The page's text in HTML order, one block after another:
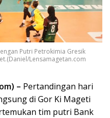
Putri Petrokimia Gresik
Lensamagetan.com
– Pertandingan hari
di Gor Ki Mageti
tim putri Bank